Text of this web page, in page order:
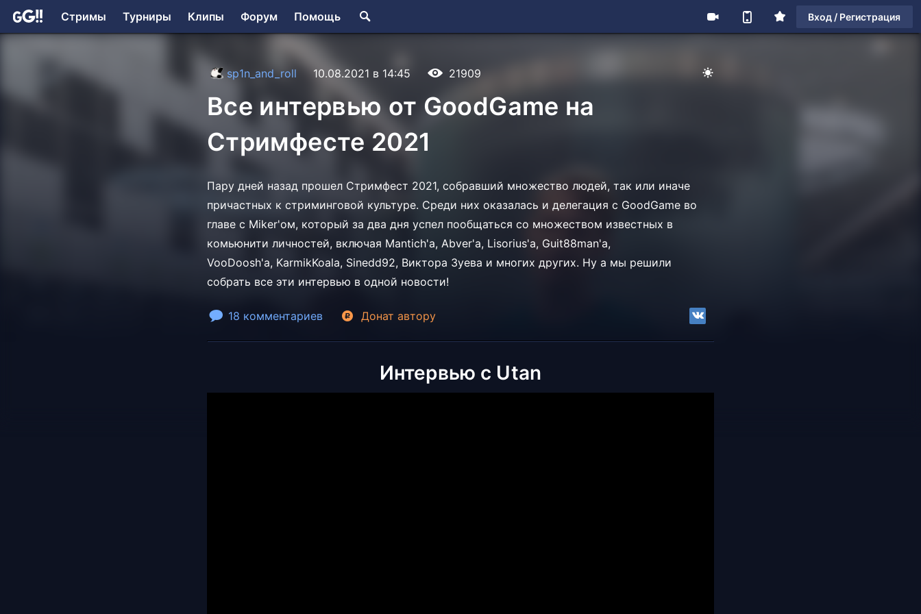
Стримы Турниры Клипы Форум Помощь Вход / Регистрация
sp1n_and_roll 10.08.2021 в 14:45 21909
Все интервью от GoodGame на
Стримфесте 2021
Пару дней назад прошел Стримфест 2021, собравший множество людей, так или иначе
причастных к стриминговой культуре. Среди них оказалась и делегация с GoodGame во
главе с Miker'ом, который за два дня успел пообщаться со множеством известных в
комьюнити личностей, включая Mantich'a, Abver'a, Lisorius'a, Guit88man'a,
VooDoosh'a, KarmikKoala, Sinedd92, Виктора Зуева и многих других. Ну а мы решили
собрать все эти интервью в одной новости!
18 комментариев Донат автору
Интервью с Utan